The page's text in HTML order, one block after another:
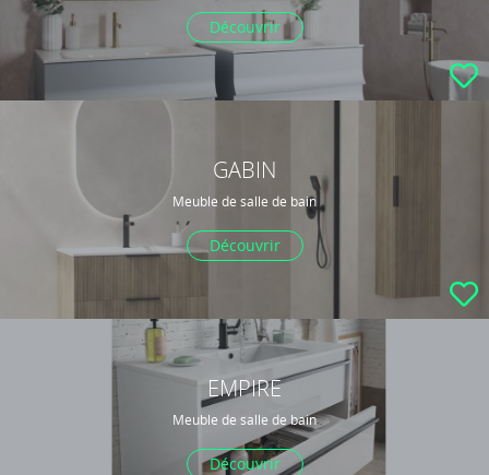
Découvrir
GABIN
Meuble de salle de bain
Découvrir
EMPIRE
Meuble de salle de bain
Découvrir